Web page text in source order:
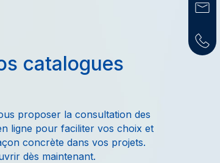
catalogues
proposer la consultation des
ligne pour faciliter vos choix et
concrète dans vos projets.
dès maintenant.